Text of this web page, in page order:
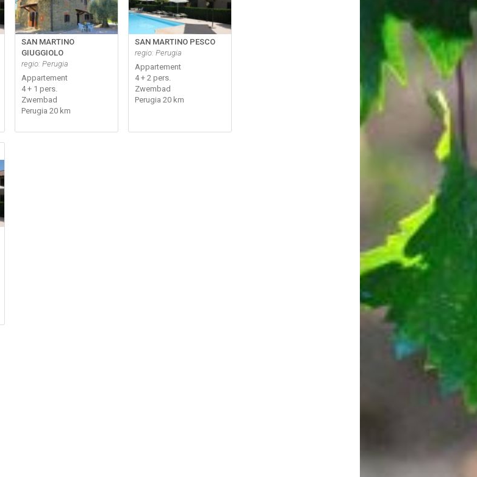
SAN MARTINO
GIUGGIOLO
regio: Perugia
Appartement
4 + 1 pers.
Zwembad
Perugia 20 km
SAN MARTINO PESCO
regio: Perugia
Appartement
4 + 2 pers.
Zwembad
Perugia 20 km